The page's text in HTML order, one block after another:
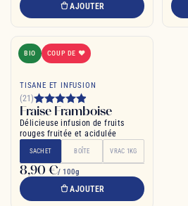
AJOUTER
BIO COUP DE ❤
TISANE ET INFUSION
(21)
Fraise Framboise
Délicieuse infusion de fruits
rouges fruitée et acidulée
SACHET BOÎTE VRAC 1KG
8,90 €/ 100g
AJOUTER